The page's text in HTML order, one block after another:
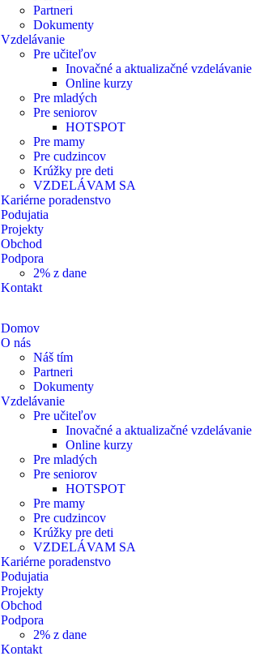
Partneri
Dokumenty
Vzdelávanie
Pre učiteľov
Inovačné a aktualizačné vzdelávanie
Online kurzy
Pre mladých
Pre seniorov
HOTSPOT
Pre mamy
Pre cudzincov
Krúžky pre deti
VZDELÁVAM SA
Kariérne poradenstvo
Podujatia
Projekty
Obchod
Podpora
2% z dane
Kontakt
Domov
O nás
Náš tím
Partneri
Dokumenty
Vzdelávanie
Pre učiteľov
Inovačné a aktualizačné vzdelávanie
Online kurzy
Pre mladých
Pre seniorov
HOTSPOT
Pre mamy
Pre cudzincov
Krúžky pre deti
VZDELÁVAM SA
Kariérne poradenstvo
Podujatia
Projekty
Obchod
Podpora
2% z dane
Kontakt